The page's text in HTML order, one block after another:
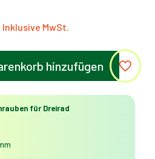
hinzufügen
für Dreirad